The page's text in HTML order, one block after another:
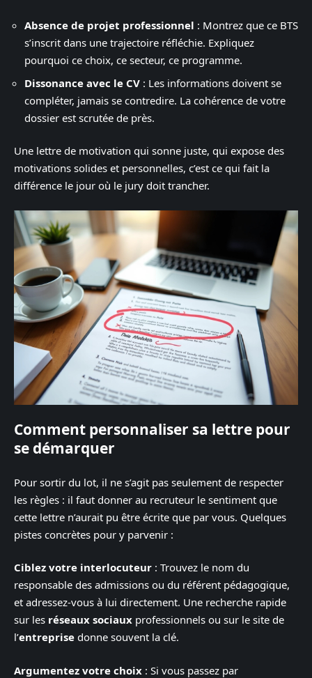
Absence de projet professionnel : Montrez que ce BTS
s’inscrit dans une trajectoire réfléchie. Expliquez
pourquoi ce choix, ce secteur, ce programme.
Dissonance avec le CV : Les informations doivent se
compléter, jamais se contredire. La cohérence de votre
dossier est scrutée de près.
Une lettre de motivation qui sonne juste, qui expose des
motivations solides et personnelles, c’est ce qui fait la
différence le jour où le jury doit trancher.
Comment personnaliser sa lettre pour
se démarquer
Pour sortir du lot, il ne s’agit pas seulement de respecter
les règles : il faut donner au recruteur le sentiment que
cette lettre n’aurait pu être écrite que par vous. Quelques
pistes concrètes pour y parvenir :
Ciblez votre interlocuteur : Trouvez le nom du
responsable des admissions ou du référent pédagogique,
et adressez-vous à lui directement. Une recherche rapide
sur les réseaux sociaux professionnels ou sur le site de
l’entreprise donne souvent la clé.
Argumentez votre choix : Si vous passez par